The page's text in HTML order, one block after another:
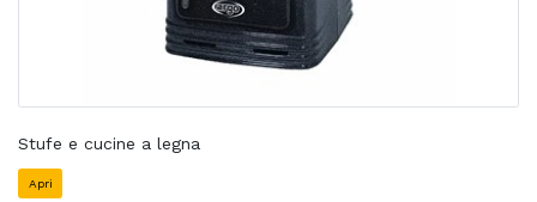
Stufe e cucine a legna
Apri